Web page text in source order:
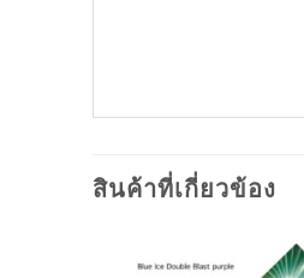
สินค้าที่เกี่ยวข้อง